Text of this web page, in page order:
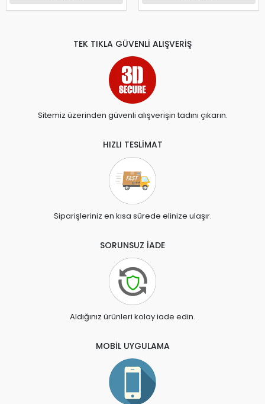
TEK TIKLA GÜVENLİ ALIŞVERİŞ
Sitemiz üzerinden güvenli alışverişin tadını çıkarın.
HIZLI TESLİMAT
Siparişleriniz en kısa sürede elinize ulaşır.
SORUNSUZ İADE
Aldığınız ürünleri kolay iade edin.
MOBİL UYGULAMA